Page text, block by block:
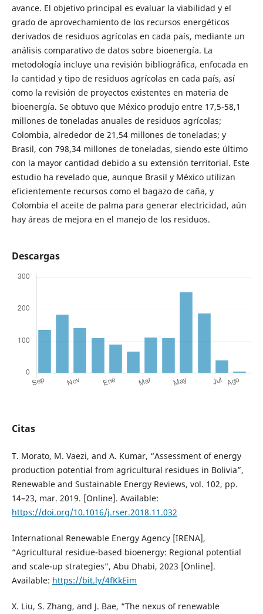
avance. El objetivo principal es evaluar la viabilidad y el
grado de aprovechamiento de los recursos energéticos
derivados de residuos agrícolas en cada país, mediante un
análisis comparativo de datos sobre bioenergía. La
metodología incluye una revisión bibliográfica, enfocada en
la cantidad y tipo de residuos agrícolas en cada país, así
como la revisión de proyectos existentes en materia de
bioenergía. Se obtuvo que México produjo entre 17,5-58,1
millones de toneladas anuales de residuos agrícolas;
Colombia, alrededor de 21,54 millones de toneladas; y
Brasil, con 798,34 millones de toneladas, siendo este último
con la mayor cantidad debido a su extensión territorial. Este
estudio ha revelado que, aunque Brasil y México utilizan
eficientemente recursos como el bagazo de caña, y
Colombia el aceite de palma para generar electricidad, aún
hay áreas de mejora en el manejo de los residuos.
Descargas
Citas
T. Morato, M. Vaezi, and A. Kumar, “Assessment of energy
production potential from agricultural residues in Bolivia”,
Renewable and Sustainable Energy Reviews, vol. 102, pp.
14–23, mar. 2019. [Online]. Available:
https://doi.org/10.1016/j.rser.2018.11.032
International Renewable Energy Agency [IRENA],
“Agricultural residue-based bioenergy: Regional potential
and scale-up strategies”, Abu Dhabi, 2023 [Online].
Available: https://bit.ly/4fKkEim
X. Liu, S. Zhang, and J. Bae, “The nexus of renewable